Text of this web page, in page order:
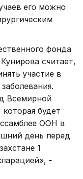
его можно
фонда
считает,
участие в
Всемирной
будет
ООН в
день перед
1
-